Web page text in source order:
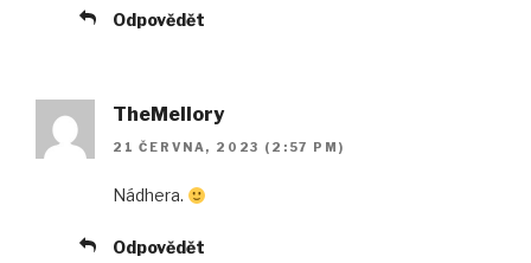
Odpovědět
TheMellory
21 ČERVNA, 2023 (2:57 PM)
Nádhera.
Odpovědět